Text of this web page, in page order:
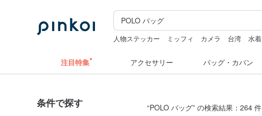
人物ステッカー ミッフィ カメラ 台湾 水着
注目特集 アクセサリー バッグ・カバン
条件で探す “POLO バッグ” の検索結果：264 件